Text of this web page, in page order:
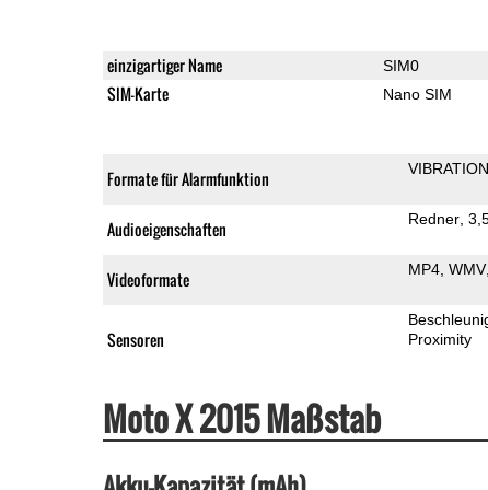
einzigartiger Name SIM0
SIM-Karte Nano SIM
Formate für Alarmfunktion VIBRATION
Audioeigenschaften Redner
Videoformate MP4 WMV
Sensoren
Proximity
Moto X 2015 Maßstab